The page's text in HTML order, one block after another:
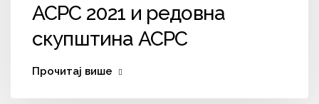
АСРС 2021 и редовна
скупштина АСРС
Прочитај више